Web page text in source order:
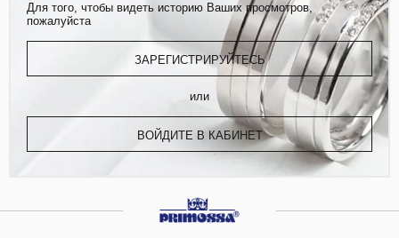
Для того, чтобы видеть историю Ваших просмотров,
пожалуйста
ЗАРЕГИСТРИРУЙТЕСЬ
или
ВОЙДИТЕ В КАБИНЕТ